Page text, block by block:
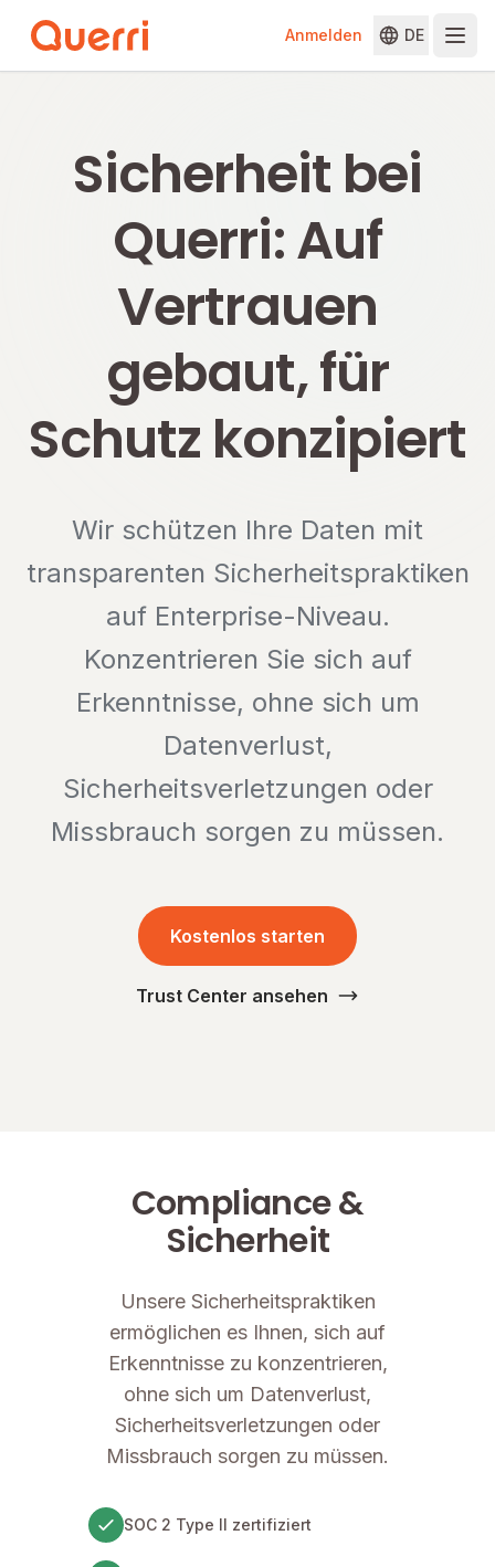
Anmelden DE
Sicherheit bei
Querri: Auf
Vertrauen
gebaut, für
Schutz konzipiert
Wir schützen Ihre Daten mit
transparenten Sicherheitspraktiken
auf Enterprise-Niveau.
Konzentrieren Sie sich auf
Erkenntnisse, ohne sich um
Datenverlust,
Sicherheitsverletzungen oder
Missbrauch sorgen zu müssen.
Kostenlos starten
Trust Center ansehen
Compliance &
Sicherheit
Unsere Sicherheitspraktiken
ermöglichen es Ihnen, sich auf
Erkenntnisse zu konzentrieren,
ohne sich um Datenverlust,
Sicherheitsverletzungen oder
Missbrauch sorgen zu müssen.
SOC 2 Type II zertifiziert